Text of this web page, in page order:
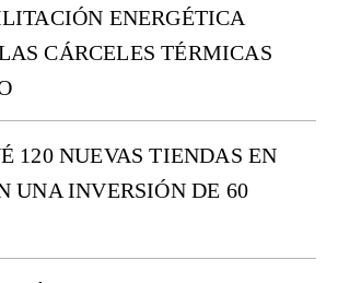
ENERGÉTICA
CÁRCELES TÉRMICAS
120 NUEVAS TIENDAS EN
UNA INVERSIÓN DE 60